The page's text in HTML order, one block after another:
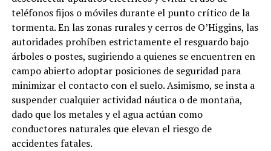
teléfonos fijos o móviles durante el punto crítico de la
tormenta. En las zonas rurales y cerros de O’Higgins, las
autoridades prohíben estrictamente el resguardo bajo
árboles o postes, sugiriendo a quienes se encuentren en
campo abierto adoptar posiciones de seguridad para
minimizar el contacto con el suelo. Asimismo, se insta a
suspender cualquier actividad náutica o de montaña,
dado que los metales y el agua actúan como
conductores naturales que elevan el riesgo de
accidentes fatales.